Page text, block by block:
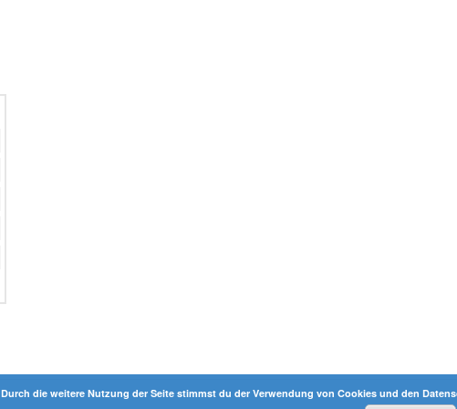
Durch die weitere Nutzung der Seite stimmst du der Verwendung von Cookies und den